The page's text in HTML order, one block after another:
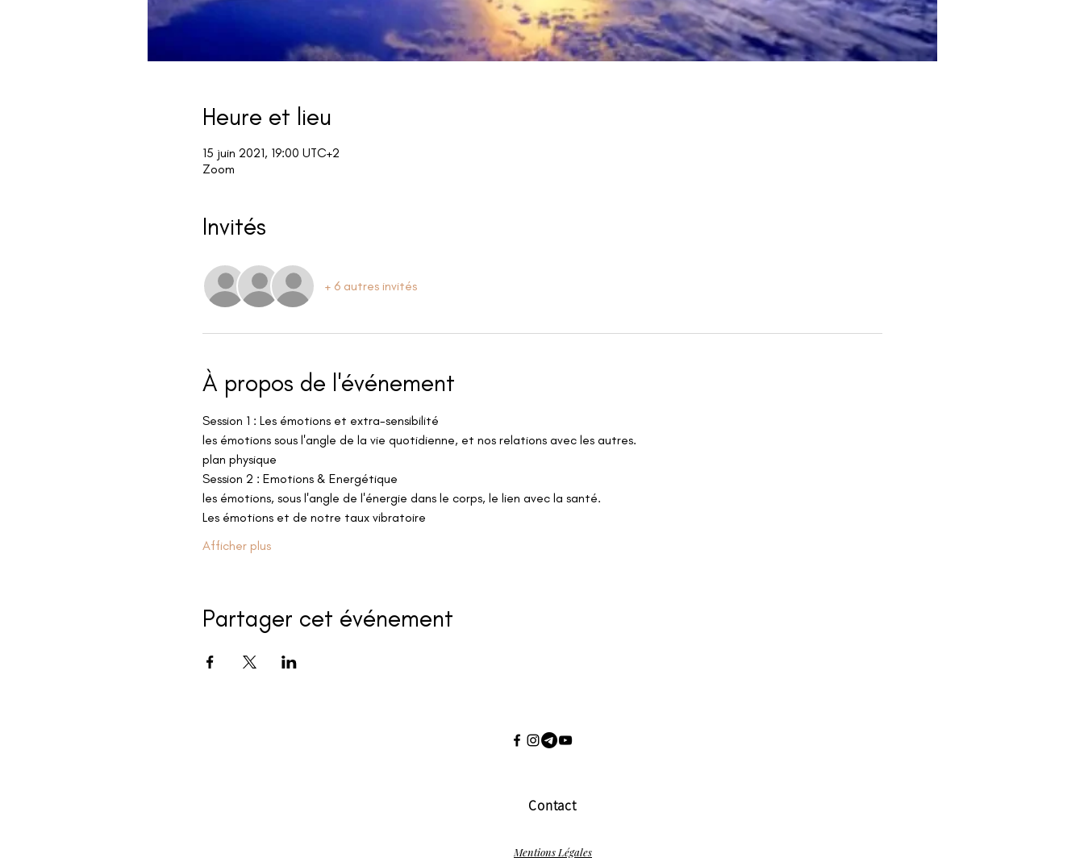
Heure et lieu
15 juin 2021, 19:00 UTC+2
Zoom
Invités
+ 6 autres invités
À propos de l'événement
Session 1 : Les émotions et extra-sensibilité
les émotions sous l'angle de la vie quotidienne, et nos relations avec les autres.
plan physique
Session 2 : Emotions & Energétique
les émotions, sous l'angle de l'énergie dans le corps, le lien avec la santé.
Les émotions et de notre taux vibratoire
Afficher plus
Partager cet événement
Contact
Mentions Légales